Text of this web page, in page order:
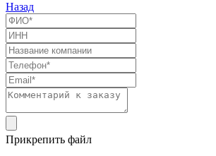
Назад
Прикрепить файл